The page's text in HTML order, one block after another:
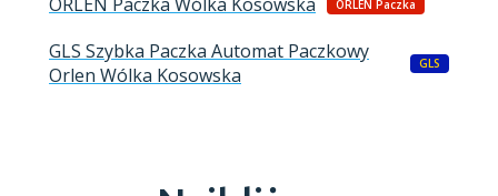
ORLEN Paczka
GLS Szybka Paczka Automat Paczkowy
Orlen Wólka Kosowska
GLS